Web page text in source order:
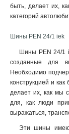
быть, делает их,
категорий
Шины PEN 24/1 iek
Шины PEN 24/1
созданные для
Необходимо
конструкцией и
делает их, как мы
для, как люди
выражаться,
Эти шины